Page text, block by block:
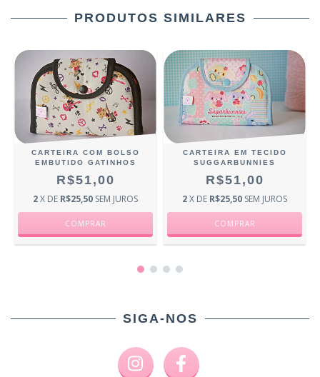
PRODUTOS SIMILARES
CARTEIRA COM BOLSO
EMBUTIDO GATINHOS
R$51,00
2X DE R$25,50 SEM JUROS
CARTEIRA EM TECIDO
SUGGARBUNNIES
R$51,00
2X DE R$25,50 SEM JUROS
SIGA-NOS